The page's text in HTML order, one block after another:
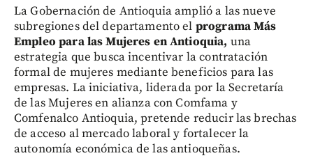
La Gobernación de Antioquia amplió a las nueve
subregiones del departamento el programa Más
Empleo para las Mujeres en Antioquia, una
estrategia que busca incentivar la contratación
formal de mujeres mediante beneficios para las
empresas. La iniciativa, liderada por la Secretaría
de las Mujeres en alianza con Comfama y
Comfenalco Antioquia, pretende reducir las brechas
de acceso al mercado laboral y fortalecer la
autonomía económica de las antioqueñas.